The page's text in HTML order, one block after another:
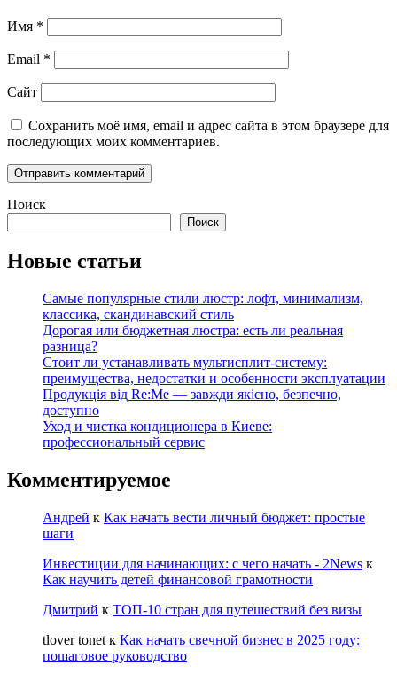
Имя *
Email *
Сайт
Сохранить моё имя, email и адрес сайта в этом браузере для
последующих моих комментариев.
Поиск
Поиск
Новые статьи
Самые популярные стили люстр: лофт, минимализм,
классика, скандинавский стиль
Дорогая или бюджетная люстра: есть ли реальная
разница?
Стоит ли устанавливать мультисплит-систему:
преимущества, недостатки и особенности эксплуатации
Продукція від Re:Me — завжди якісно, безпечно,
доступно
Уход и чистка кондиционера в Киеве:
профессиональный сервис
Комментируемое
Андрей к Как начать вести личный бюджет: простые
шаги
Инвестиции для начинающих: с чего начать - 2News к
Как научить детей финансовой грамотности
Дмитрий к ТОП-10 стран для путешествий без визы
tlover tonet к Как начать свечной бизнес в 2025 году:
пошаговое руководство